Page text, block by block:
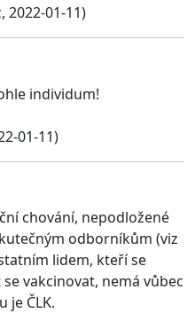
2022-01-11)
individum!
01-11)
chování, nepodložené
odborníkům (viz
lidem, kteří se
vakcinovat, nemá vůbec
je ČLK.